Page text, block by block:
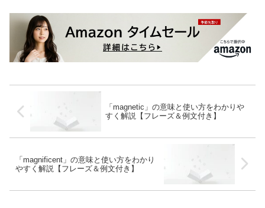
「magnetic」の意味と使い方をわかりや
すく解説【フレーズ＆例文付き】
「magnificent」の意味と使い方をわかり
やすく解説【フレーズ＆例文付き】